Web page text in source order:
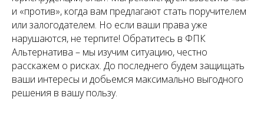
и «против», когда вам предлагают стать поручителем
или залогодателем. Но если ваши права уже
нарушаются, не терпите! Обратитесь в ФПК
Альтернатива – мы изучим ситуацию, честно
расскажем о рисках. До последнего будем защищать
ваши интересы и добьемся максимально выгодного
решения в вашу пользу.